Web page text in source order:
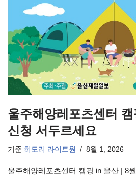
울주해양레포츠센터
신청 서두르세요
기준 히도리 라이트원 8월 1, 2026
울주해양레포츠센터 캠핑 in 울산 | 8